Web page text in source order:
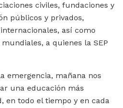
civiles, fundaciones y
públicos y privados,
así como
a quienes la SEP
emergencia, mañana nos
una educación más
en todo el tiempo y en cada